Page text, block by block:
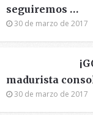
seguiremos …
30 de marzo de 2017
madurista
30 de marzo de 2017